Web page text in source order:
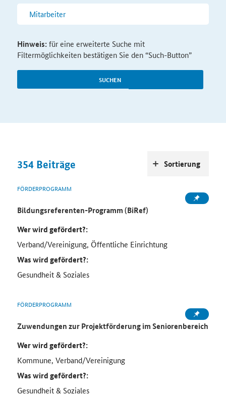
SUCHEN
Hinweis:für eine erweiterte Suche mit
Filtermöglichkeiten bestätigen Sie den “Such-Button”
354 Beiträge
FÖRDERPROGRAMM
Bildungsreferenten-Programm (BiRef)
Wer wird gefördert?:
Verband/Vereinigung, Öffentliche Einrichtung
Was wird gefördert?:
Gesundheit & Soziales
FÖRDERPROGRAMM
Zuwendungen zur Projektförderung im Seniorenbereich
Wer wird gefördert?:
Kommune, Verband/Vereinigung
Was wird gefördert?:
Gesundheit & Soziales
Sortierung